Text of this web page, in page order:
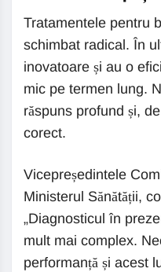
Tratamentele pentru
schimbat radical. În
inovatoare și au o
mic pe termen lung.
răspuns profund și,
corect.
Vicepreședintele
Ministerul Sănătății,
„Diagnosticul în
mult mai complex.
performanță și acest